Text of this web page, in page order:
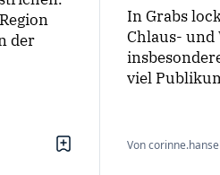
der
In Grabs
Chlaus-
viel
Von